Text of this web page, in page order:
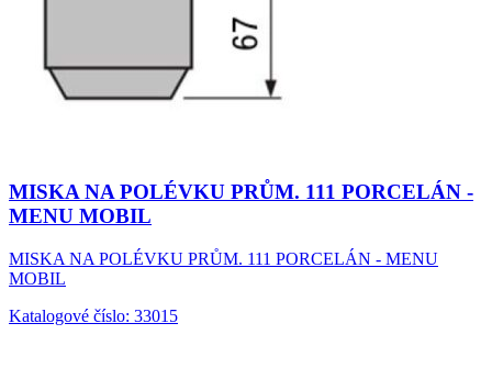
MISKA NA POLÉVKU PRŮM. 111 PORCELÁN -
MENU MOBIL
MISKA NA POLÉVKU PRŮM. 111 PORCELÁN - MENU
MOBIL
Katalogové číslo: 33015